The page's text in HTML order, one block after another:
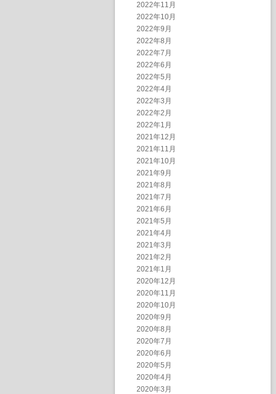
2022年11月
2022年10月
2022年9月
2022年8月
2022年7月
2022年6月
2022年5月
2022年4月
2022年3月
2022年2月
2022年1月
2021年12月
2021年11月
2021年10月
2021年9月
2021年8月
2021年7月
2021年6月
2021年5月
2021年4月
2021年3月
2021年2月
2021年1月
2020年12月
2020年11月
2020年10月
2020年9月
2020年8月
2020年7月
2020年6月
2020年5月
2020年4月
2020年3月